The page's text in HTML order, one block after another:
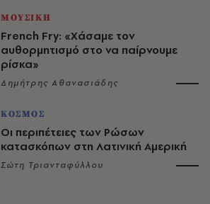
ΜΟΥΣΙΚΗ
French Fry: «Χάσαμε τον
αυθορμητισμό στο να παίρνουμε
ρίσκα»
Δημήτρης Αθανασιάδης
ΚΟΣΜΟΣ
Οι περιπέτειες των Ρώσων
κατασκόπων στη Λατινική Αμερική
Σώτη Τριανταφύλλου